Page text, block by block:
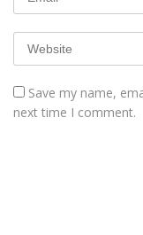
Save my name,
next time I comment.